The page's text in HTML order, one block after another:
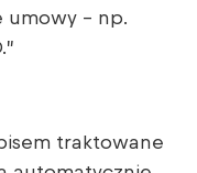
umowy – np.
traktowane